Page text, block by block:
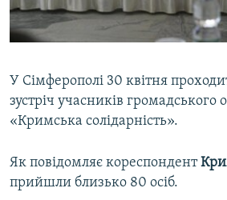
СВІДЧЕННЯ ОКУПАЦІЇ
УКРАЇНСЬКА ПРОБЛЕМА КРИМУ
Qırımtatar
У Сімферополі 30 квітня
зустріч учасників громадського
«Кримська солідарність».
Як повідомляє кореспондент
прийшли близько 80 осіб.